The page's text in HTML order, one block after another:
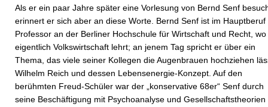
Als er ein paar Jahre später eine Vorlesung von Bernd Senf
erinnert er sich aber an diese Worte. Bernd Senf ist im Hauptberuf
Professor an der Berliner Hochschule für Wirtschaft und Recht, wo
eigentlich Volkswirtschaft lehrt; an jenem Tag spricht er über ein
Thema, das viele seiner Kollegen die Augenbrauen hochziehen
Wilhelm Reich und dessen Lebensenergie-Konzept. Auf den
berühmten Freud-Schüler war der „konservative 68er“ Senf durch
seine Beschäftigung mit Psychoanalyse und Gesellschaftstheorien